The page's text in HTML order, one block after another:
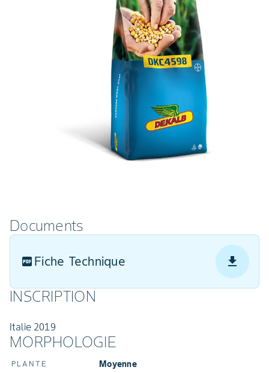
Documents
Fiche Technique
INSCRIPTION
Italie 2019
MORPHOLOGIE
PLANTE Moyenne